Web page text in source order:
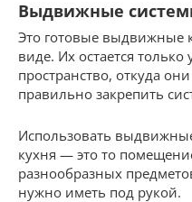
Выдвижные
Это готовые выдвижные
виде. Их остается только
пространство, откуда
правильно закрепить
Использовать
кухня — это то
разнообразных
нужно иметь под рукой.